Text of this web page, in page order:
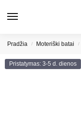
Pradžia / Moteriški batai /
Pristatymas: 3-5 d. dienos